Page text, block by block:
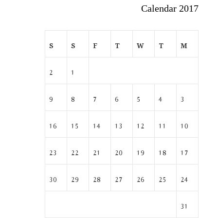
Calendar 2017
M
T
W
T
F
S
S
1
2
3
4
5
6
7
8
9
10
11
12
13
14
15
16
17
18
19
20
21
22
23
24
25
26
27
28
29
30
31